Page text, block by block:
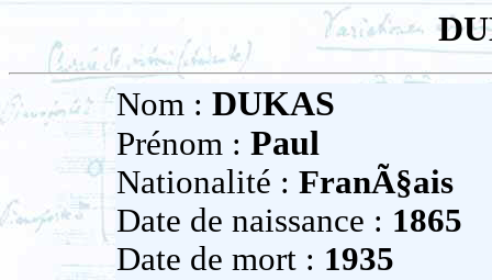
Nom : DUKAS
Prénom : Paul
Nationalité : FranÃ§ais
Date de naissance : 1865
Date de mort : 1935